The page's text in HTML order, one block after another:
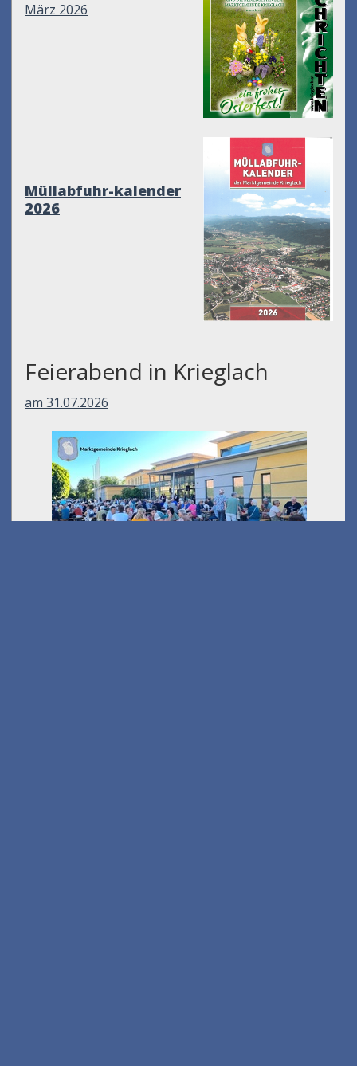
März 2026
Müllabfuhr-kalender
2026
Feierabend in Krieglach
am 31.07.2026